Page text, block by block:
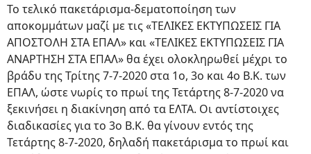
Το τελικό πακετάρισμα-δεματοποίηση των
αποκομμάτων μαζί με τις «ΤΕΛΙΚΕΣ ΕΚΤΥΠΩΣΕΙΣ ΓΙΑ
ΑΠΟΣΤΟΛΗ ΣΤΑ ΕΠΑΛ» και «ΤΕΛΙΚΕΣ ΕΚΤΥΠΩΣΕΙΣ ΓΙΑ
ΑΝΑΡΤΗΣΗ ΣΤΑ ΕΠΑΛ» θα έχει ολοκληρωθεί μέχρι το
βράδυ της Τρίτης 7-7-2020 στα 1ο, 3ο και 4ο Β.Κ. των
ΕΠΑΛ, ώστε νωρίς το πρωί της Τετάρτης 8-7-2020 να
ξεκινήσει η διακίνηση από τα ΕΛΤΑ. Οι αντίστοιχες
διαδικασίες για το 3ο Β.Κ. θα γίνουν εντός της
Τετάρτης 8-7-2020, δηλαδή πακετάρισμα το πρωί και